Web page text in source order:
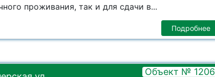
проживания, так и для сдачи в...
Подробнее
Объект № 1206